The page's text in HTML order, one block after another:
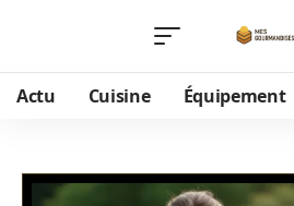
Actu Cuisine Équipement